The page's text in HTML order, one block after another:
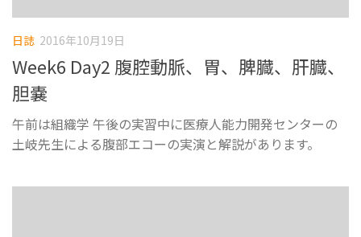
日誌 2016年10月19日
Week6 Day2 腹腔動脈、胃、脾臓、肝臓、
胆嚢
午前は組織学 午後の実習中に医療人能力開発センターの
土岐先生による腹部エコーの実演と解説があります。